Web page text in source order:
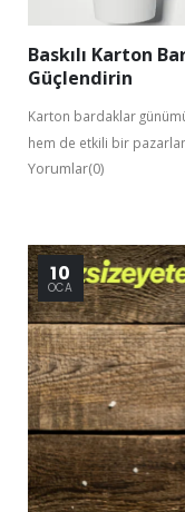
Baskılı Karton
Güçlendirin
Karton bardaklar
hem de etkili bir
Yorumlar(0)
10
OCA